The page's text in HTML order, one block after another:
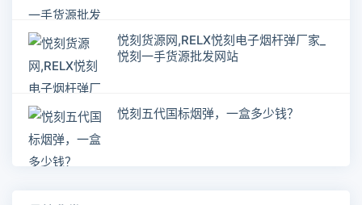
悦刻货源网,RELX悦刻电子烟杆弹厂家_
悦刻一手货源批发网站
悦刻五代国标烟弹，一盒多少钱？